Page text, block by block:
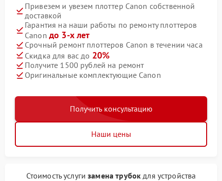
Привезем и увезем плоттер Canon собственной
доставкой
Гарантия на наши работы по ремонту плоттеров
Canon до 3-х лет
Срочный ремонт плоттеров Canon в течении часа
Скидка для вас до 20%
Получите 1500 рублей на ремонт
Оригинальные комплектующие Canon
Получить консультацию
Наши цены
Стоимость услугизамена трубок для устройства